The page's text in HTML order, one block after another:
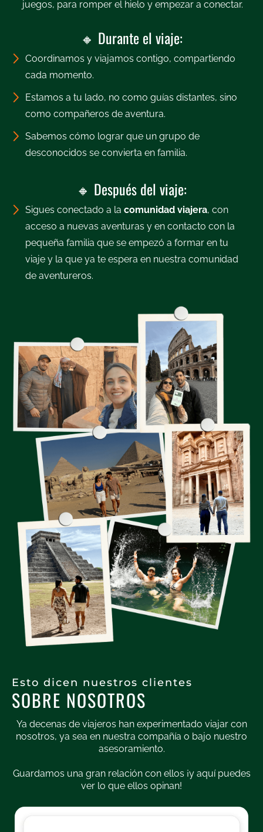
juegos, para romper el hielo y empezar a conectar.
🔸 Durante el viaje:
Coordinamos y viajamos contigo, compartiendo
cada momento.
Estamos a tu lado, no como guías distantes, sino
como compañeros de aventura.
Sabemos cómo lograr que un grupo de
desconocidos se convierta en familia.
🔸 Después del viaje:
Sigues conectado a la comunidad viajera, con
acceso a nuevas aventuras y en contacto con la
pequeña familia que se empezó a formar en tu
viaje y la que ya te espera en nuestra comunidad
de aventureros.
Esto dicen nuestros clientes
SOBRE NOSOTROS
Ya decenas de viajeros han experimentado viajar con
nosotros, ya sea en nuestra compañía o bajo nuestro
asesoramiento.
Guardamos una gran relación con ellos ¡y aquí puedes
ver lo que ellos opinan!